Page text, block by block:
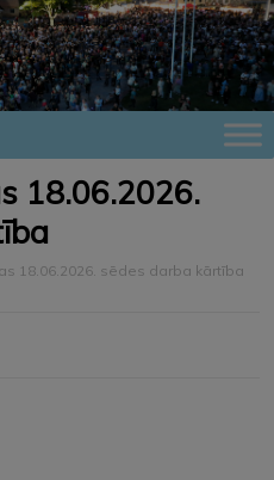
18.06.2026.
18.06.2026. sēdes darba kārtība